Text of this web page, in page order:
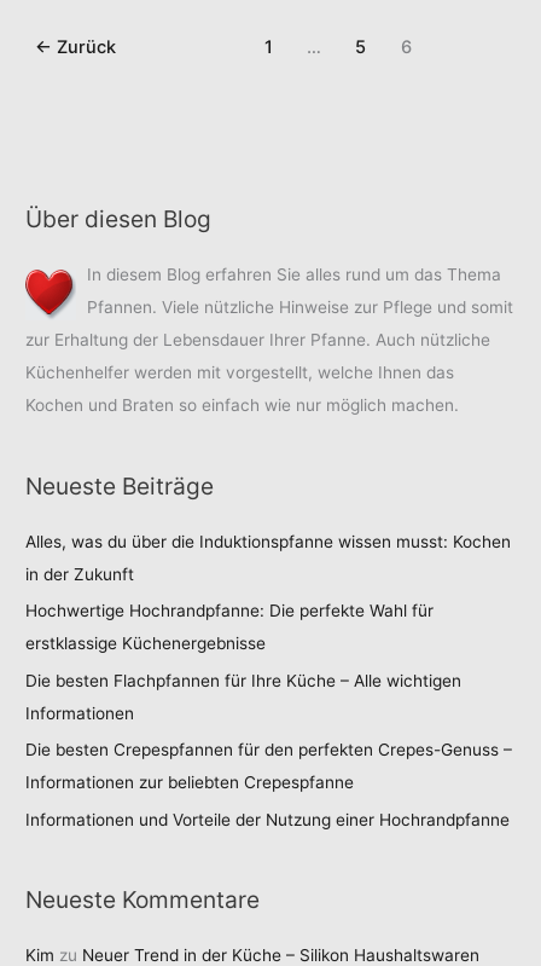
← Zurück 1 … 5 6
Über diesen Blog
In diesem Blog erfahren Sie alles rund um das Thema
Pfannen. Viele nützliche Hinweise zur Pflege und somit
zur Erhaltung der Lebensdauer Ihrer Pfanne. Auch nützliche
Küchenhelfer werden mit vorgestellt, welche Ihnen das
Kochen und Braten so einfach wie nur möglich machen.
Neueste Beiträge
Alles, was du über die Induktionspfanne wissen musst: Kochen
in der Zukunft
Hochwertige Hochrandpfanne: Die perfekte Wahl für
erstklassige Küchenergebnisse
Die besten Flachpfannen für Ihre Küche – Alle wichtigen
Informationen
Die besten Crepespfannen für den perfekten Crepes-Genuss –
Informationen zur beliebten Crepespfanne
Informationen und Vorteile der Nutzung einer Hochrandpfanne
Neueste Kommentare
Kim zu Neuer Trend in der Küche – Silikon Haushaltswaren